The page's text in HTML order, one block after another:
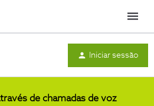
Menu
Iniciar sessão
de chamadas de voz